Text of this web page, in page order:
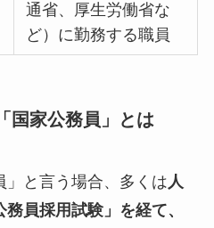
通省、厚生労働省な
ど）に勤務する職員
国家公務員」とは
と言う場合、多くは 人
員採用試験」を経て、